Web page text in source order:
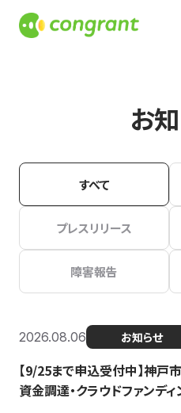
お
すべて
プレスリリース
障害報告
2026.08.06 お知らせ
【9/25まで申込受付中】神戸
資金調達・クラウドファンデ